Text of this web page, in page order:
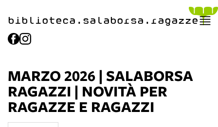
biblioteca.​salaborsa.ragazze
MARZO 2026 | SALABORSA
RAGAZZI | NOVITÀ PER
RAGAZZE E RAGAZZI